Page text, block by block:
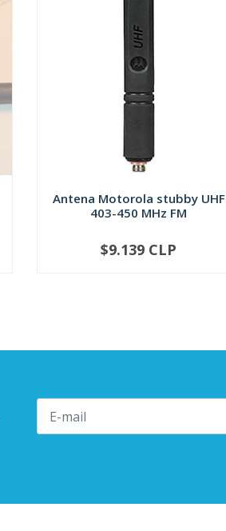
Antena Motorola stubby UHF
403-450 MHz FM
+
$9.139 CLP